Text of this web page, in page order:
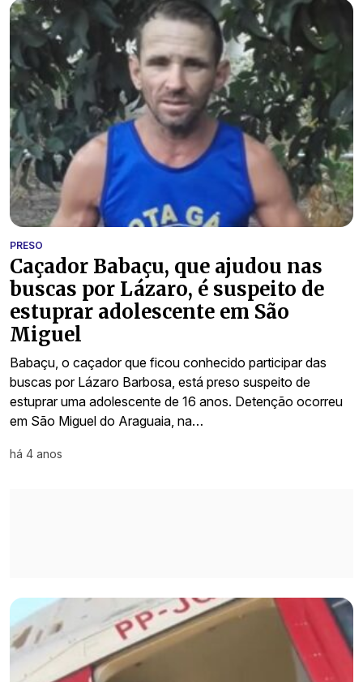
PRESO
Caçador Babaçu, que ajudou nas
buscas por Lázaro, é suspeito de
estuprar adolescente em São
Miguel
Babaçu, o caçador que ficou conhecido participar das
buscas por Lázaro Barbosa, está preso suspeito de
estuprar uma adolescente de 16 anos. Detenção ocorreu
em São Miguel do Araguaia, na…
há 4 anos